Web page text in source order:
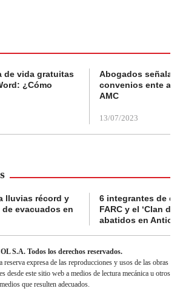
de vida gratuitas
¿Cómo
Abogados
convenios ente
AMC
13/07/2023
lluvias récord y
evacuados en
6 integrantes de
FARC y el ‘Clan
abatidos en
S.A. Todos los derechos reservados.
expresa de las reproducciones y usos de las obras
desde este sitio web a medios de lectura mecánica u otros
medios que resulten adecuados.